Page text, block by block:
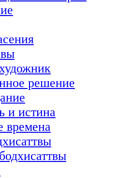
решение
и истина
времена